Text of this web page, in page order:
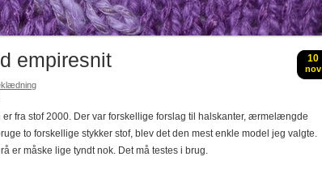
empiresnit 10
nov
er fra stof 2000. Der var forskellige forslag til halskanter, ærmelængde
to forskellige stykker stof, blev det den mest enkle model jeg valgte.
er måske lige tyndt nok. Det må testes i brug.